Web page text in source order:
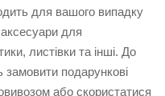
для вашого випадку
аксесуари для
листівки та інші. До
замовити подарункові
або скористатися